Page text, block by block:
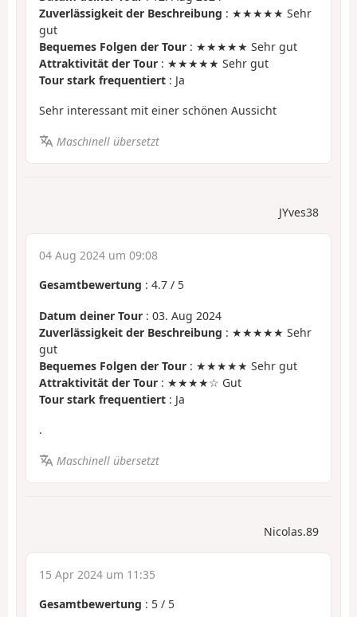
Zuverlässigkeit der Beschreibung : ★★★★★ Sehr
gut
Bequemes Folgen der Tour : ★★★★★ Sehr gut
Attraktivität der Tour : ★★★★★ Sehr gut
Tour stark frequentiert : Ja
Sehr interessant mit einer schönen Aussicht
Maschinell übersetzt
JYves38
04 Aug 2024 um 09:08
Gesamtbewertung : 4.7 / 5
Datum deiner Tour : 03. Aug 2024
Zuverlässigkeit der Beschreibung : ★★★★★ Sehr
gut
Bequemes Folgen der Tour : ★★★★★ Sehr gut
Attraktivität der Tour : ★★★★☆ Gut
Tour stark frequentiert : Ja
.
Maschinell übersetzt
Nicolas.89
15 Apr 2024 um 11:35
Gesamtbewertung : 5 / 5